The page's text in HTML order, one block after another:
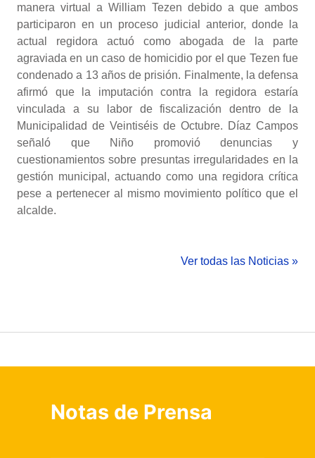
manera virtual a William Tezen debido a que ambos
participaron en un proceso judicial anterior, donde la
actual regidora actuó como abogada de la parte
agraviada en un caso de homicidio por el que Tezen fue
condenado a 13 años de prisión. Finalmente, la defensa
afirmó que la imputación contra la regidora estaría
vinculada a su labor de fiscalización dentro de la
Municipalidad de Veintiséis de Octubre. Díaz Campos
señaló que Niño promovió denuncias y
cuestionamientos sobre presuntas irregularidades en la
gestión municipal, actuando como una regidora crítica
pese a pertenecer al mismo movimiento político que el
alcalde.
Ver todas las Noticias »
Notas de Prensa